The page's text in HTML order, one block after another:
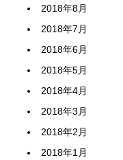
2018年8月
2018年7月
2018年6月
2018年5月
2018年4月
2018年3月
2018年2月
2018年1月